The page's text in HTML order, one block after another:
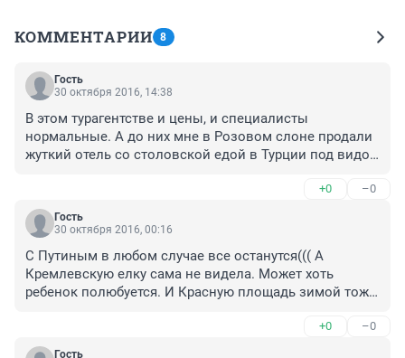
КОММЕНТАРИИ 8
Гость
30 октября 2016, 14:38
В этом турагентстве и цены, и специалисты
нормальные. А до них мне в Розовом слоне продали
жуткий отель со столовской едой в Турции под видом
+0 –0
Гость
30 октября 2016, 00:16
С Путиным в любом случае все останутся((( А
Кремлевскую елку сама не видела. Может хоть
ребенок полюбуется. И Красную площадь зимой тоже
+0 –0
Гость